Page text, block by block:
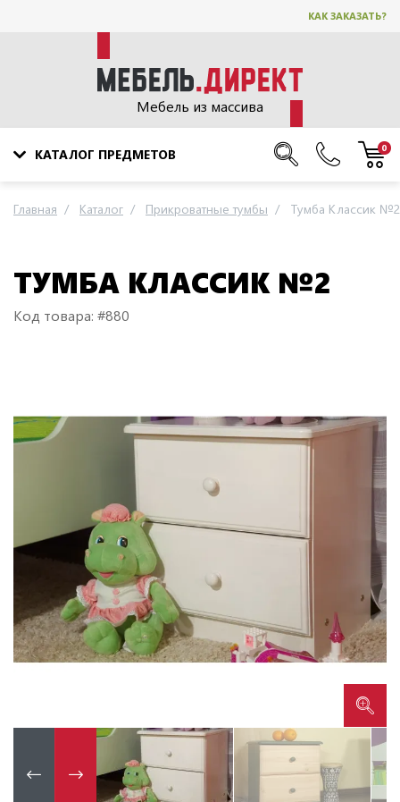
КАК ЗАКАЗАТЬ?
Мебель из массива
КАТАЛОГ ПРЕДМЕТОВ 0
Главная Каталог Прикроватные тумбы Тумба Классик №2
ТУМБА КЛАССИК №2
Код товара: #880